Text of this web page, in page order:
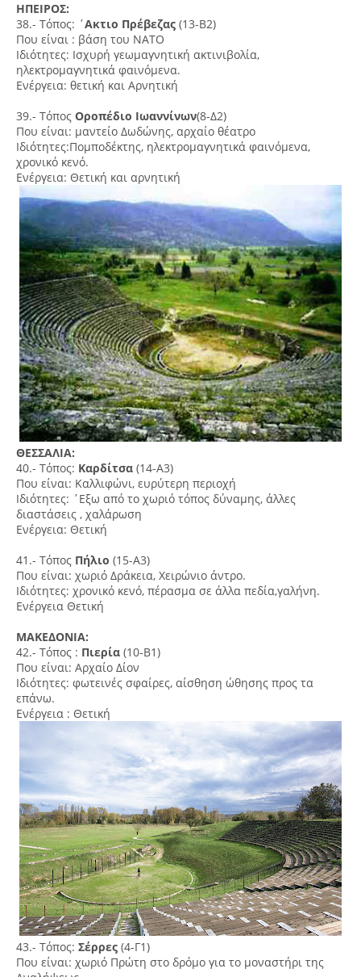
ΗΠΕΙΡΟΣ:
38.- Τόπος: ΄Ακτιο Πρέβεζας (13-Β2)
Που είναι : βάση του ΝΑΤΟ
Ιδιότητες: Ισχυρή γεωμαγνητική ακτινιβολία,
ηλεκτρομαγνητικά φαινόμενα.
Ενέργεια: θετική και Αρνητική
39.- Τόπος Οροπέδιο Ιωαννίνων(8-Δ2)
Που είναι: μαντείο Δωδώνης, αρχαίο θέατρο
Ιδιότητες:Πομποδέκτης, ηλεκτρομαγνητικά φαινόμενα,
χρονικό κενό.
Ενέργεια: Θετική και αρνητική
ΘΕΣΣΑΛΙΑ:
40.- Τόπος: Καρδίτσα (14-Α3)
Που είναι: Καλλιφώνι, ευρύτερη περιοχή
Ιδιότητες: ΄Εξω από το χωριό τόπος δύναμης, άλλες
διαστάσεις , χαλάρωση
Ενέργεια: Θετική
41.- Τόπος Πήλιο (15-Α3)
Που είναι: χωριό Δράκεια, Χειρώνιο άντρο.
Ιδιότητες: χρονικό κενό, πέρασμα σε άλλα πεδία,γαλήνη.
Ενέργεια Θετική
ΜΑΚΕΔΟΝΙΑ:
42.- Τόπος : Πιερία (10-Β1)
Που είναι: Αρχαίο Δίον
Ιδιότητες: φωτεινές σφαίρες, αίσθηση ώθησης προς τα
επάνω.
Ενέργεια : Θετική
43.- Τόπος: Σέρρες (4-Γ1)
Που είναι: χωριό Πρώτη στο δρόμο για το μοναστήρι της